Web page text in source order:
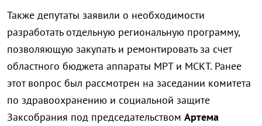
Также депутаты заявили о необходимости
разработать отдельную региональную программу,
позволяющую закупать и ремонтировать за счет
областного бюджета аппараты МРТ и МСКТ. Ранее
этот вопрос был рассмотрен на заседании комитета
по здравоохранению и социальной защите
Заксобрания под председательством Артема